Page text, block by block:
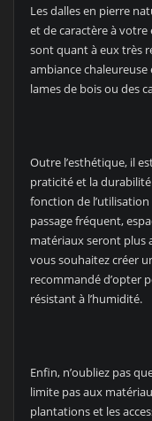
Les dalles en pierre
et de caractère à votre
sont quant à eux très
ambiance
lames de bois ou des
Outre l’esthétique, il
praticité et la
fonction de
passage fréquent,
matériaux seront plus
vous souhaitez créer
recommandé d’opter
résistant à l’humidité.
Enfin, n’oubliez pas
limite pas aux
plantations et les